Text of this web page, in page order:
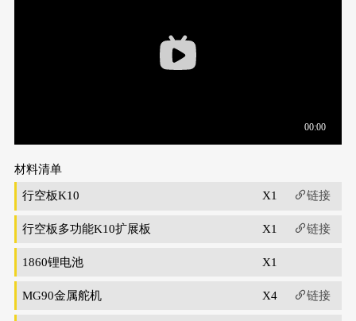
材料清单
行空板K10 X1 链接
行空板多功能K10扩展板 X1 链接
1860锂电池 X1
MG90金属舵机 X4 链接